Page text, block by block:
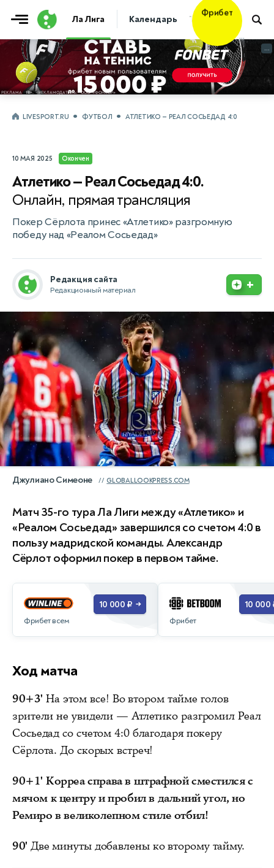
Ла Лига Календарь Таблица
Фрибет
...
...
LIVESPORT.RU ФУТБОЛ АТЛЕТИКО — РЕАЛ СОСЬЕДАД 4:0
10 МАЯ 2025 Окончен
Атлетико — Реал Сосьедад 4:0.
Онлайн, прямая трансляция
Покер Сёрлота принес «Атлетико» разгромную
победу над «Реалом Сосьедад»
Редакция сайта
Редакционный материал +
Джулиано Симеоне GLOBALLOOKPRESS.COM
Матч 35-го тура Ла Лиги между «Атлетико» и
«Реалом Сосьедад» завершился со счетом 4:0 в
пользу мадридской команды. Александр
Сёрлот оформил покер в первом тайме.
Фрибет всем
10 000 ₽ →
Фрибет
10 000
Ход матча
90+3' На этом все! Во втором тайме голов
зрители не увидели — Атлетико разгромил Реал
Сосьедад со счетом 4:0 благодаря покеру
Сёрлота. До скорых встреч!
90+1' Корреа справа в штрафной сместился с
мячом к центру и пробил в дальний угол, но
Ремиро в великолепном стиле отбил!
90' Две минуты добавлены ко второму тайму.